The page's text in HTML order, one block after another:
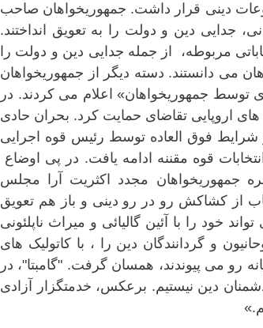
دینی قرار داشت. جمهوریخواهان صاحب
جدایی دین و دولت را به تعویق انداختند.
مربوطه، از جمله جدایی دین و دولت را
می دانستند. دسته دیگر از جمهوریخواهان
جمهوریخواهان» اعلام می کردند. در
های اروپایی تقاضای حمایت کرد. بحران حادی
و شرایط فوق العاده توسط رئیس قوه اجرایی
قوه مقننه ادامه یافت. در پی اوضاع
جمهوریخواهان مجدد اکثریت آرا مجلس
از کشاکش رو در رو دینی و باز هم تعویق
خود را با آئین گالیائی و میراث ناپلئونی
و گردانندگان دین را ، با کاتولیک های
رو می پیوندند، همسان گرفت. "گامبتا"، در
دین نیستیم. برعکس، خدمتگزار آزادی